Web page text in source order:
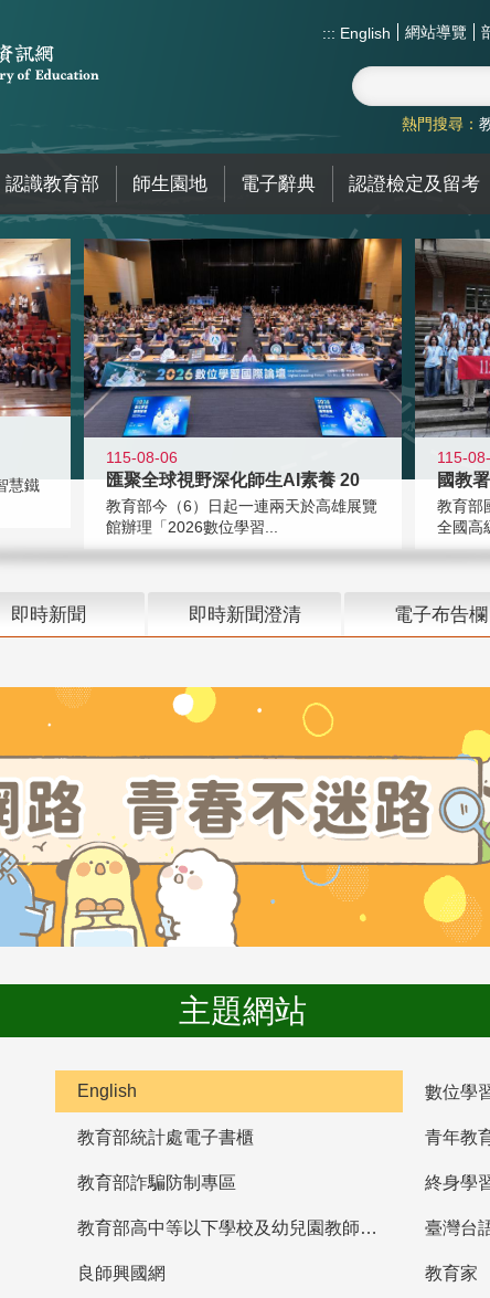
::: English 網站導覽
熱門搜尋：
認識教育部 師生園地 電子辭典 認證檢定及留考
慧鐵
115-08-06
匯聚全球視野深化師生AI素養 20
教育部今（6）日起一連兩天於高雄展覽
館辦理「2026數位學習...
115-
教育部
全國高
即時新聞 即時新聞澄清 電子布告欄
主題網站
English 數位學
教育部統計處電子書櫃 青年教
教育部詐騙防制專區 終身學
教育部高中等以下學校及幼兒園教師資格檢定考試 臺灣台
良師興國網 教育家